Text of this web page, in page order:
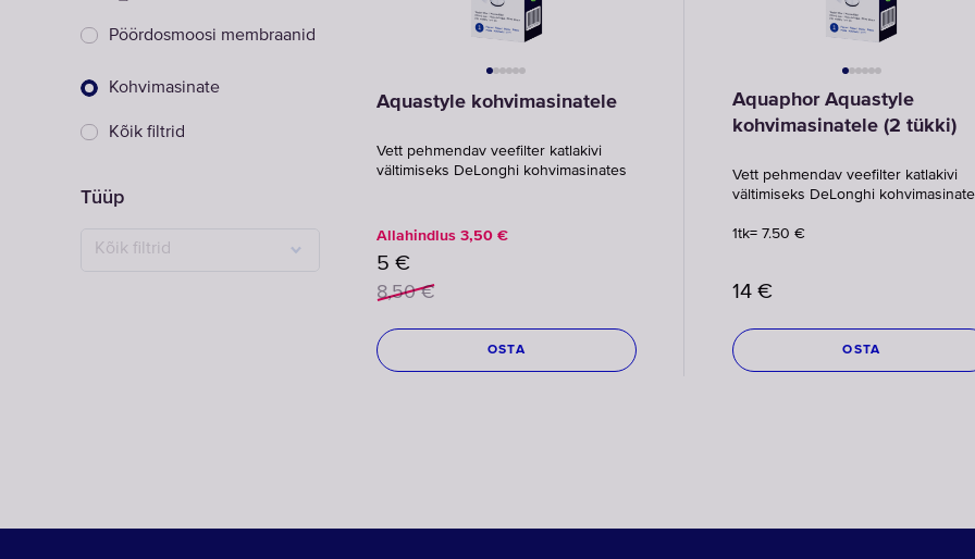
Pöördosmoosi membraanid
Kohvimasinate
Kõik filtrid
Tüüp
Kõik filtrid
Aquastyle kohvimasinatele
Vett pehmendav veefilter katlakivi
vältimiseks DeLonghi kohvimasinates
Allahindlus 3,50 €
5 €
8,50 €
OSTA
Aquaphor Aquastyle
kohvimasinatele (2 tükki)
Vett pehmendav veefilter katlakivi
vältimiseks DeLonghi
1tk= 7.50 €
14 €
OSTA